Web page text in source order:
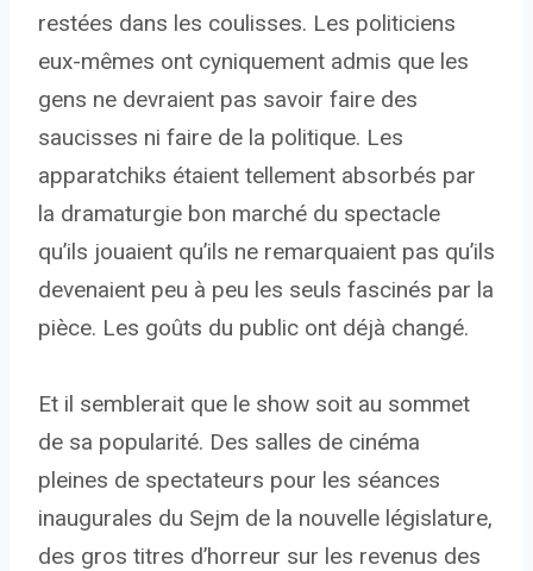
restées dans les coulisses. Les politiciens
eux-mêmes ont cyniquement admis que les
gens ne devraient pas savoir faire des
saucisses ni faire de la politique. Les
apparatchiks étaient tellement absorbés par
la dramaturgie bon marché du spectacle
qu’ils jouaient qu’ils ne remarquaient pas qu’ils
devenaient peu à peu les seuls fascinés par la
pièce. Les goûts du public ont déjà changé.
Et il semblerait que le show soit au sommet
de sa popularité. Des salles de cinéma
pleines de spectateurs pour les séances
inaugurales du Sejm de la nouvelle législature,
des gros titres d’horreur sur les revenus des